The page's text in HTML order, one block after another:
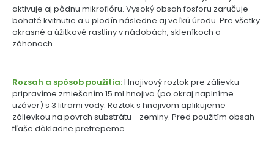
aktivuje aj pôdnu mikroflóru. Vysoký obsah fosforu zaručuje
bohaté kvitnutie a u plodín následne aj veľkú úrodu. Pre všetky
okrasné a úžitkové rastliny v nádobách, skleníkoch a
záhonoch.
Rozsah a spôsob použitia:Hnojivový roztok pre zálievku
pripravíme zmiešaním 15 ml hnojiva (po okraj naplníme
uzáver) s 3 litrami vody. Roztok s hnojivom aplikujeme
zálievkou na povrch substrátu - zeminy. Pred použitím obsah
fľaše dôkladne pretrepeme.